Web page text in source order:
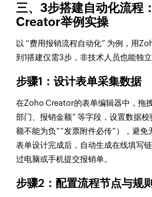
三、3步搭建自动化流程
Creator举例实操​
以 “费用报销流程自动化” 为例，用
到1搭建仅需3步，非技术人员也能独立
步骤1：设计表单采集数据​
在Zoho Creator的表单编辑器中，拖拽
部门、报销金额” 等字段，设置数据校
额不能为负”“发票附件必传”），避免
表单设计完成后，自动生成在线填写
过电脑或手机提交报销单。​
步骤2：配置流程节点与规则​